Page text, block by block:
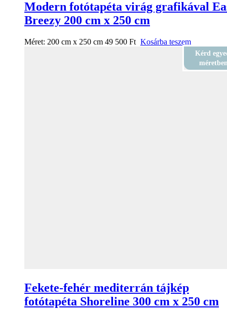
Modern fotótapéta virág grafikával
Breezy 200 cm x 250 cm
Méret: 200 cm x 250 cm 49 500 Ft Kosárba teszem
Kérd
Fekete-fehér mediterrán tájkép
fotótapéta Shoreline 300 cm x 250 cm